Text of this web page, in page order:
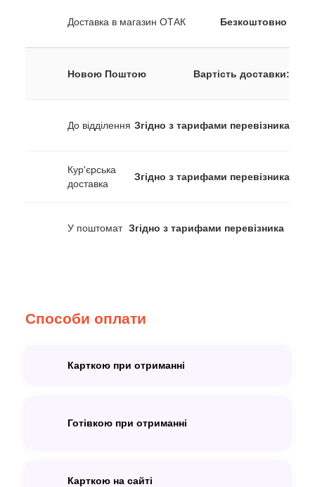
Доставка в магазин ОТАК Безкоштовно
Новою Поштою Вартість доставки:
До відділення Згідно з тарифами перевізника
Кур'єрська
доставка
Згідно з тарифами перевізника
У поштомат Згідно з тарифами перевізника
Способи оплати
Карткою при отриманні
Готівкою при отриманні
Карткою на сайті